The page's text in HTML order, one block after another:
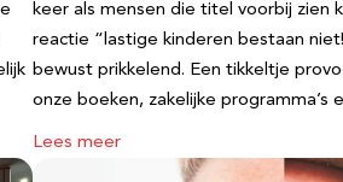
keer als mensen die titel voorbij zien
reactie “lastige kinderen bestaan
bewust prikkelend. Een tikkeltje
onze boeken, zakelijke
Lees meer